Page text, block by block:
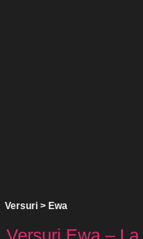
Versuri > Ewa